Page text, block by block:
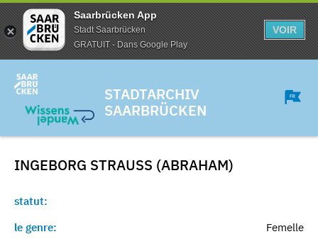
Saarbrücken App
Stadt Saarbrücken
GRATUIT - Dans Google Play
VOIR
STADTARCHIV
SAARBRÜCKEN
INGEBORG STRAUSS (ABRAHAM)
statut:
le genre:
Femelle